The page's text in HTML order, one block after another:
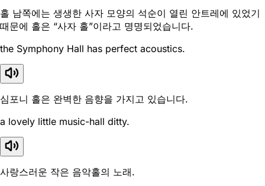
홀 남쪽에는 생생한 사자 모양의 석순이 열린 안트레에 있었기
때문에 홀은 “사자 홀”이라고 명명되었습니다.
the Symphony Hall has perfect acoustics.
심포니 홀은 완벽한 음향을 가지고 있습니다.
a lovely little music-hall ditty.
사랑스러운 작은 음악홀의 노래.